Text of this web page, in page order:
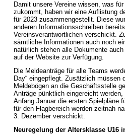
Damit unsere Vereine wissen, was
zukommt, haben wir eine Auflistung
für 2023 zusammengestellt. Diese
anderen Informationsschreiben
Vereinsverantwortlichen verschickt.
sämtliche Informationen auch noch
natürlich stehen alle Dokumente auch
auf der Website zur Verfügung.
Die Meldeanträge für alle Teams
Day“ eingepflegt. Zusätzlich müssen
Meldebögen an die Geschäftsstelle
Anträge pünktlich eingereicht
Anfang Januar die ersten Spielpläne
für den Flagbereich werden zeitnah
3. Dezember verschickt.
Neuregelung der Altersklasse U16